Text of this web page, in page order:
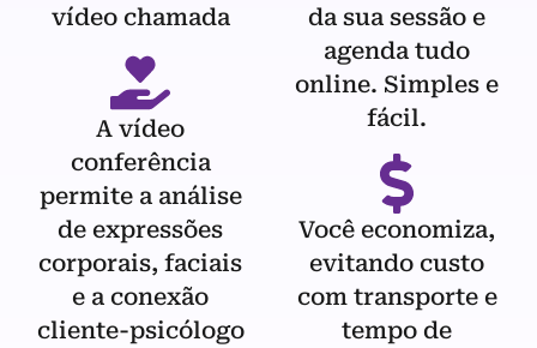
vídeo chamada
A vídeo
conferência
permite a análise
de expressões
corporais, faciais
e a conexão
cliente-psicólogo
da sua sessão e
agenda tudo
online. Simples e
fácil.
Você economiza,
evitando custo
com transporte e
tempo de